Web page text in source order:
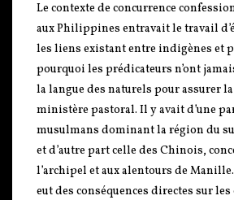
Le contexte de concurrence
aux Philippines entravait le travail
les liens existant entre indigènes et
pourquoi les prédicateurs n’ont
la langue des naturels pour assurer
ministère pastoral. Il y avait d’une
musulmans dominant la région du
et d’autre part celle des Chinois,
l’archipel et aux alentours de
eut des conséquences directes sur